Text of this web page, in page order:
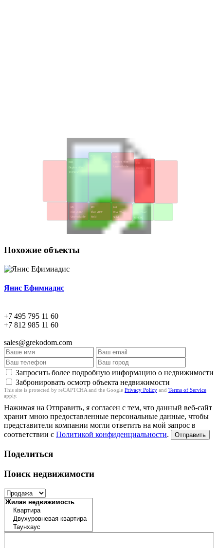
68400€
D3
Flat 28m²
Sold
D4
Flat 28m²
Sold
D5
Flat 29m²
Unavailable
Duplex 49m²
Duplex 49m²
Unavailable
D11
Duplex 49m²
118300€
Похожие объекты
Янис Ефимиадис
+7 495 795 11 60
+7 812 985 11 60
sales@grekodom.com
Запросить более подробную информацию о недвижимости
Забронировать осмотр объекта недвижимости
This site is protected by reCAPTCHA and the Google Privacy Policy and Terms of Service
apply.
Нажимая на Отправить, я согласен с тем, что данный веб-сайт
хранит мною предоставленные персональные данные, чтобы
представители компании могли ответить на мой запрос в
соответствии с Политикой конфиденциальности. Отправить
Поделиться
Поиск недвижимости